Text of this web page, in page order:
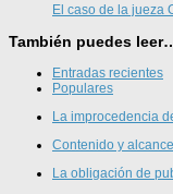
El caso de la jueza
También puedes
Entradas recientes
Populares
La improcedencia
Contenido y
La obligación de